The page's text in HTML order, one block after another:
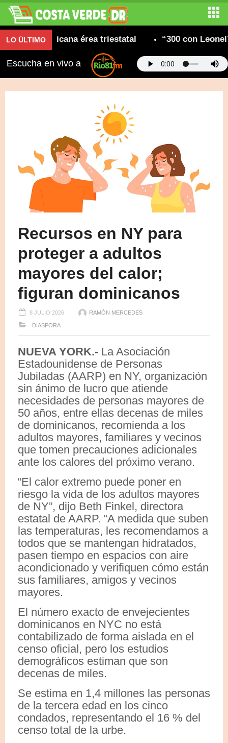
LO ÚLTIMO
dominicana érea triestatal “300 con
Escucha en vivo a
Recursos en NY para
proteger a adultos
mayores del calor;
figuran dominicanos
8 JULIO 2026 RAMÓN MERCEDES
DIASPORA
NUEVA YORK.- La Asociación
Estadounidense de Personas
Jubiladas (AARP) en NY, organización
sin ánimo de lucro que atiende
necesidades de personas mayores de
50 años, entre ellas decenas de miles
de dominicanos, recomienda a los
adultos mayores, familiares y vecinos
que tomen precauciones adicionales
ante los calores del próximo verano.
“El calor extremo puede poner en
riesgo la vida de los adultos mayores
de NY”, dijo Beth Finkel, directora
estatal de AARP. “A medida que suben
las temperaturas, les recomendamos a
todos que se mantengan hidratados,
pasen tiempo en espacios con aire
acondicionado y verifiquen cómo están
sus familiares, amigos y vecinos
mayores.
El número exacto de envejecientes
dominicanos en NYC no está
contabilizado de forma aislada en el
censo oficial, pero los estudios
demográficos estiman que son
decenas de miles.
Se estima en 1,4 millones las personas
de la tercera edad en los cinco
condados, representando el 16 % del
censo total de la urbe.